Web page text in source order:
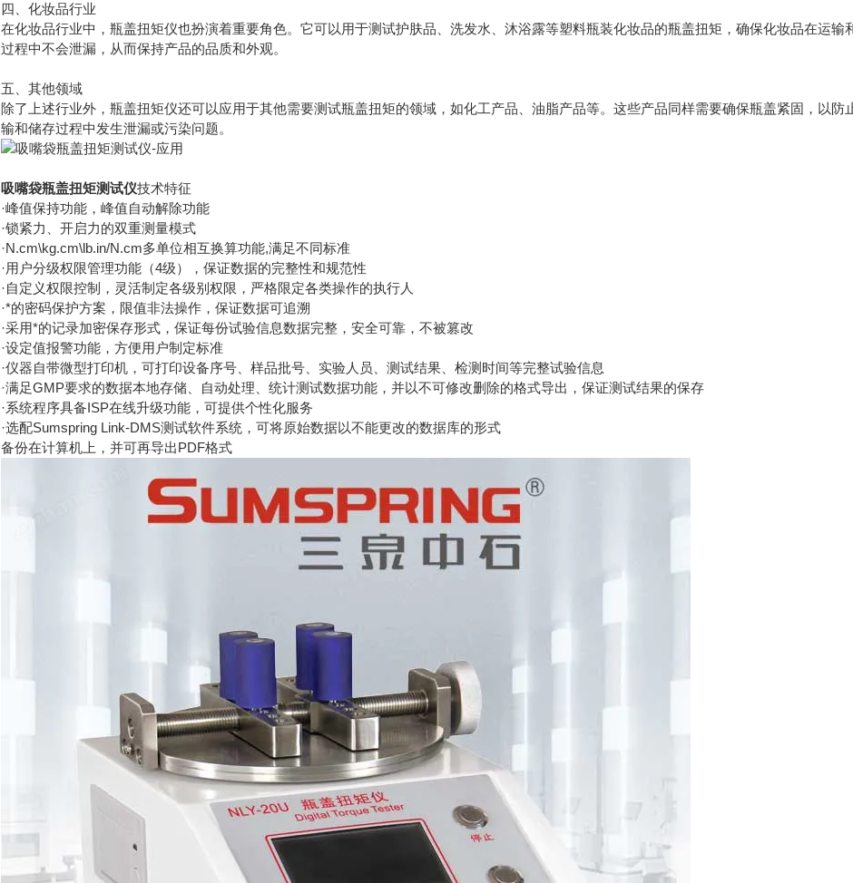
四、化妆品行业
在化妆品行业中，瓶盖扭矩仪也扮演着重要角色。它可以用于测试护肤品、洗发水、沐浴露等塑料瓶装化妆品的瓶盖扭矩，确保化妆品在运输
过程中不会泄漏，从而保持产品的品质和外观。
五、其他领域
除了上述行业外，瓶盖扭矩仪还可以应用于其他需要测试瓶盖扭矩的领域，如化工产品、油脂产品等。这些产品同样需要确保瓶盖紧固，以防
输和储存过程中发生泄漏或污染问题。
吸嘴袋瓶盖扭矩测试仪技术特征
·峰值保持功能，峰值自动解除功能
·锁紧力、开启力的双重测量模式
·N.cm\kg.cm\lb.in/N.cm多单位相互换算功能,满足不同标准
·用户分级权限管理功能（4级），保证数据的完整性和规范性
·自定义权限控制，灵活制定各级别权限，严格限定各类操作的执行人
·*的密码保护方案，限值非法操作，保证数据可追溯
·采用*的记录加密保存形式，保证每份试验信息数据完整，安全可靠，不被篡改
·设定值报警功能，方便用户制定标准
·仪器自带微型打印机，可打印设备序号、样品批号、实验人员、测试结果、检测时间等完整试验信息
·满足GMP要求的数据本地存储、自动处理、统计测试数据功能，并以不可修改删除的格式导出，保证测试结果的保存
·系统程序具备ISP在线升级功能，可提供个性化服务
·选配Sumspring Link-DMS测试软件系统，可将原始数据以不能更改的数据库的形式
备份在计算机上，并可再导出PDF格式